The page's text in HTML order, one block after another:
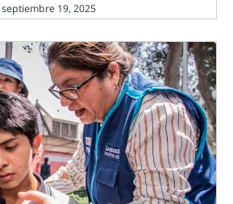
septiembre 19, 2025